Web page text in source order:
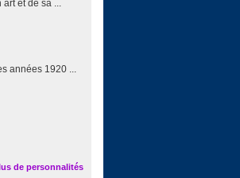
art et de sa ...
années 1920 ...
de personnalités